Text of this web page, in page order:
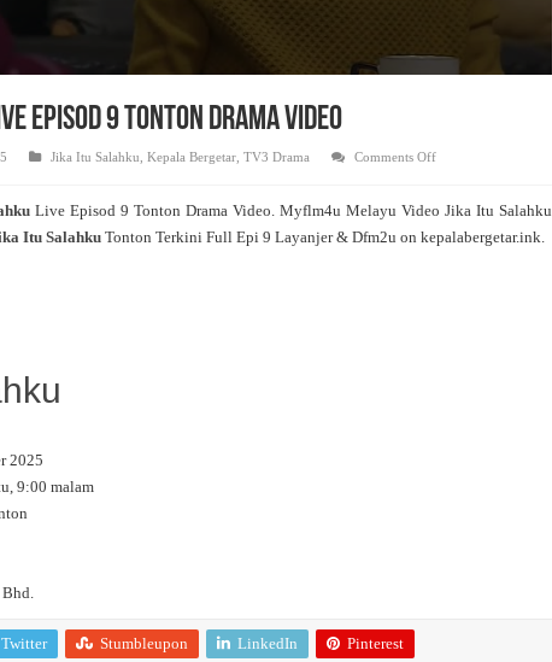
Episod 9 Tonton Drama Video
Jika Itu Salahku Kepala Bergetar, TV3 Drama Comments Offon
Live
9
Live Episod 9 Tonton Drama Video. Myflm4u Melayu Video Jika Itu Salahku
Itu SalahkuTonton Terkini Full Epi 9 Layanjer & Dfm2u on kepalabergetar.ink.
2025
9:00 malam
Twitter Stumbleupon LinkedIn Pinterest